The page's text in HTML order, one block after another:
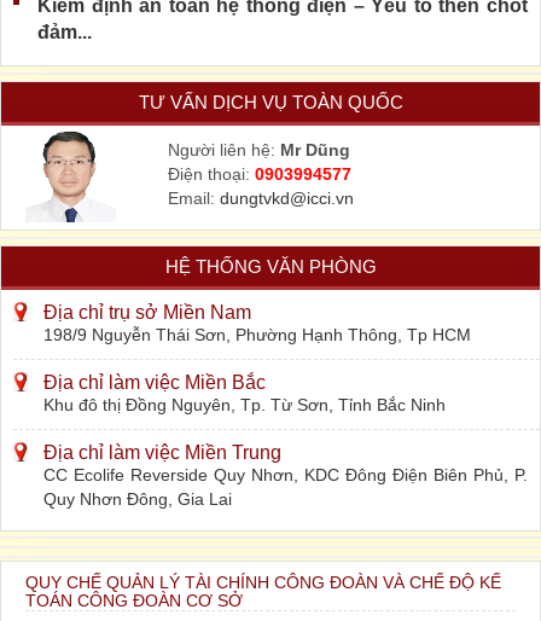
Kiểm định an toàn hệ thống điện – Yếu tố then chốt
đảm...
TƯ VẤN DỊCH VỤ TOÀN QUỐC
Người liên hệ: Mr Dũng
Điện thoại: 0903994577
Email: dungtvkd@icci.vn
HỆ THỐNG VĂN PHÒNG
Địa chỉ trụ sở Miền Nam
198/9 Nguyễn Thái Sơn, Phường Hạnh Thông, Tp HCM
Địa chỉ làm việc Miền Bắc
Khu đô thị Đồng Nguyên, Tp. Từ Sơn, Tỉnh Bắc Ninh
Địa chỉ làm việc Miền Trung
CC Ecolife Reverside Quy Nhơn, KDC Đông Điện Biên Phủ, P.
Quy Nhơn Đông, Gia Lai
QUY CHẾ QUẢN LÝ TÀI CHÍNH CÔNG ĐOÀN VÀ CHẾ ĐỘ KẾ
TOÁN CÔNG ĐOÀN CƠ SỞ